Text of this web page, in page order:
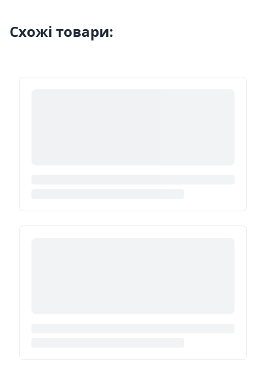
Схожі товари: